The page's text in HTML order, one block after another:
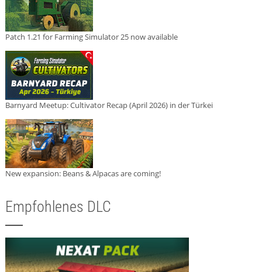
Patch 1.21 for Farming Simulator 25 now available
Barnyard Meetup: Cultivator Recap (April 2026) in der Türkei
New expansion: Beans & Alpacas are coming!
Empfohlenes DLC